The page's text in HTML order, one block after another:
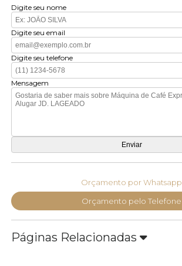
Digite seu nome
Digite seu email
Digite seu telefone
Mensagem
Orçamento por Whatsapp
Orçamento pelo Telefone
Páginas Relacionadas